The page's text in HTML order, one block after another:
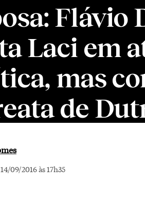
Flávio
Laci em
mas
de
09/2016 às 17h35